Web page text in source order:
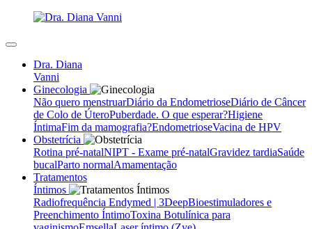
Dra. Diana
Vanni
Ginecologia
Não quero menstruarDiário da EndometrioseDiário de Câncer
de Colo de ÚteroPuberdade. O que esperar?Higiene
ÍntimaFim da mamografia?EndometrioseVacina de HPV
Obstetrícia
Rotina pré-natalNIPT - Exame pré-natalGravidez tardiaSaúde
bucalParto normalAmamentação
Tratamentos
Íntimos
Radiofrequência Endymed | 3DeepBioestimuladores e
Preenchimento ÍntimoToxina Botulínica para